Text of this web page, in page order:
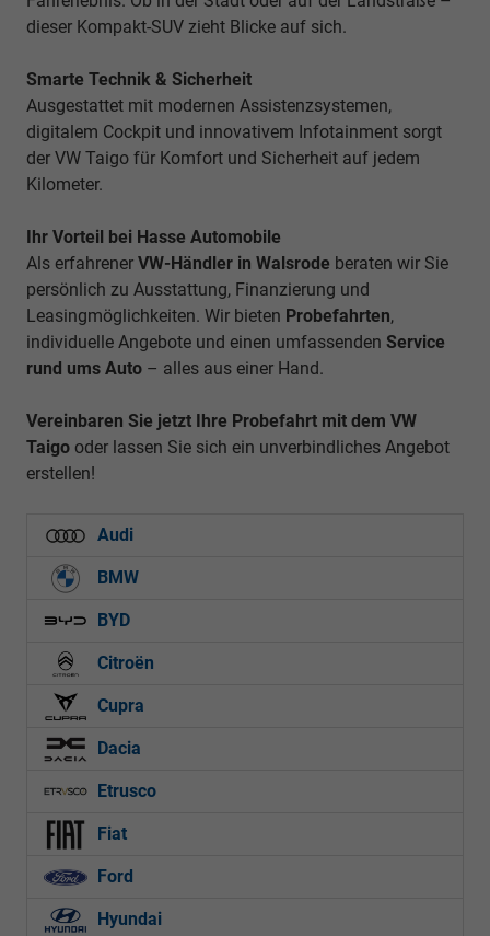
dieser Kompakt-SUV zieht Blicke auf sich.
Smarte Technik & Sicherheit
Ausgestattet mit modernen Assistenzsystemen,
digitalem Cockpit und innovativem Infotainment sorgt
der VW Taigo für Komfort und Sicherheit auf jedem
Kilometer.
Ihr Vorteil bei Hasse Automobile
Als erfahrener VW-Händler in Walsrode beraten wir Sie
persönlich zu Ausstattung, Finanzierung und
Leasingmöglichkeiten. Wir bieten Probefahrten,
individuelle Angebote und einen umfassenden Service
rund ums Auto – alles aus einer Hand.
Vereinbaren Sie jetzt Ihre Probefahrt mit dem VW
Taigo oder lassen Sie sich ein unverbindliches Angebot
erstellen!
Audi
BMW
BYD
Citroën
Cupra
Dacia
Etrusco
Fiat
Ford
Hyundai